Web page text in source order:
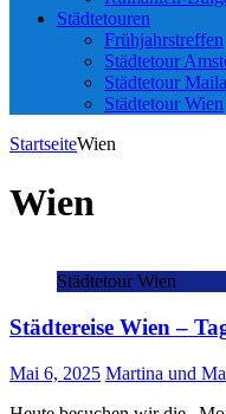
Städtetouren
Frühjahrstreffen
Städtetour
Städtetour
Städtetour Wien
StartseiteWien
Wien
Städtetour Wien
Städtereise Wien –
Mai 6, 2025 Martina und